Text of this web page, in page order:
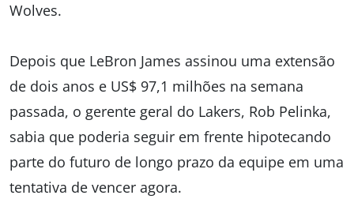
Wolves.
Depois que LeBron James assinou uma extensão
de dois anos e US$ 97,1 milhões na semana
passada, o gerente geral do Lakers, Rob Pelinka,
sabia que poderia seguir em frente hipotecando
parte do futuro de longo prazo da equipe em uma
tentativa de vencer agora.